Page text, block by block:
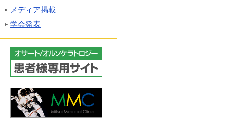
メディア掲載
学会発表